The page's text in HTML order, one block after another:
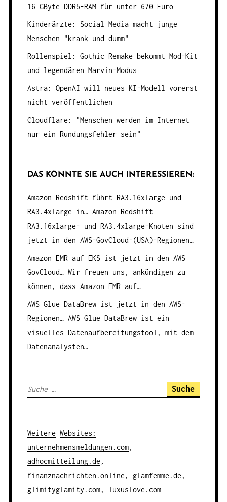
16 GByte DDR5-RAM für unter 670 Euro
Kinderärzte: Social Media macht junge
Menschen "krank und dumm"
Rollenspiel: Gothic Remake bekommt Mod-Kit
und legendären Marvin-Modus
Astra: OpenAI will neues KI-Modell vorerst
nicht veröffentlichen
Cloudflare: "Menschen werden im Internet
nur ein Rundungsfehler sein"
DAS KÖNNTE SIE AUCH INTERESSIEREN:
Amazon Redshift führt RA3.16xlarge und
RA3.4xlarge in…Amazon Redshift
RA3.16xlarge- und RA3.4xlarge-Knoten sind
jetzt in den AWS-GovCloud-(USA)-Regionen…
Amazon EMR auf EKS ist jetzt in den AWS
GovCloud…Wir freuen uns, ankündigen zu
können, dass Amazon EMR auf…
AWS Glue DataBrew ist jetzt in den AWS-
Regionen…AWS Glue DataBrew ist ein
visuelles Datenaufbereitungstool, mit dem
Datenanalysten…
S
h
e
n
a
c
Weitere Websites :
unternehmensmeldungen.com,
adhocmitteilung.de ,
finanznachrichten.online , glamfemme.de ,
glimityglamity.com, luxuslove.com